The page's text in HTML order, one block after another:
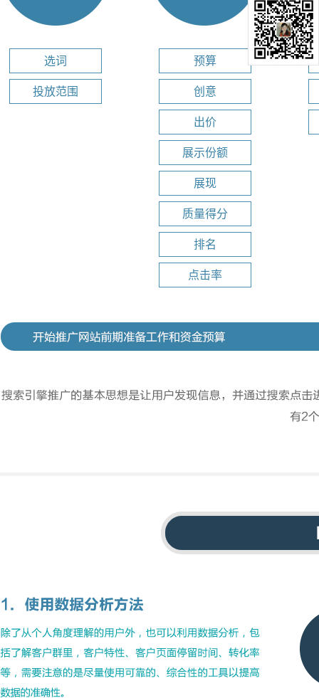
选词
投放范围
预算
创意
出价
展示份额
展现
质量得分
排名
点击率